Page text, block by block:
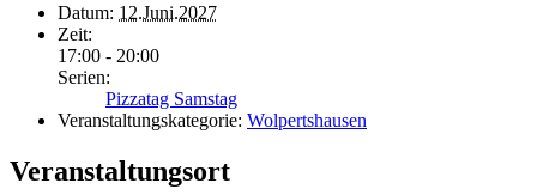
Datum: 12.Juni.2027
Zeit:
17:00 - 20:00
Serien:
Pizzatag Samstag
Veranstaltungskategorie: Wolpertshausen
Veranstaltungsort